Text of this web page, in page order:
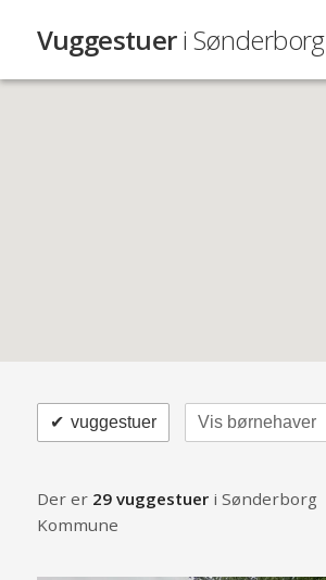
Vuggestueri Sønderborg
vuggestuer
✔ Vis børnehaver
Der er 29 vuggestueri Sønderborg
Kommune